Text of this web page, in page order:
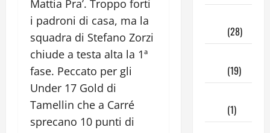
Mattia Pra’. Troppo forti
i padroni di casa, ma la
squadra di Stefano Zorzi
chiude a testa alta la 1ª
fase. Peccato per gli
Under 17 Gold di
Tamellin che a Carré
sprecano 10 punti di
(28)
(19)
(1)